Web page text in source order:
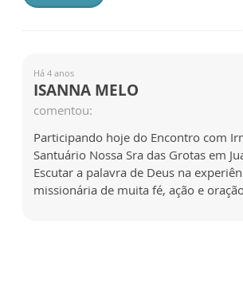
Há 4 anos
ISANNA MELO
comentou:
Participando hoje do Encontro com
Santuário Nossa Sra das Grotas em
Escutar a palavra de Deus na
missionária de muita fé, ação e